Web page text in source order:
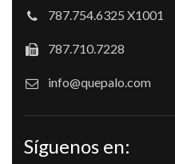
787.754.6325 X1001
787.710.7228
info@quepalo.com
Síguenos en: